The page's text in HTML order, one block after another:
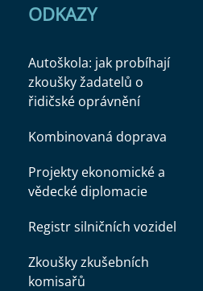
ODKAZY
Autoškola: jak probíhají
zkoušky žadatelů o
řidičské oprávnění
Kombinovaná doprava
Projekty ekonomické a
vědecké diplomacie
Registr silničních vozidel
Zkoušky zkušebních
komisařů